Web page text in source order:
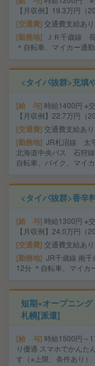
【月収例】19.3万円（
交通費 交通費支給あり
勤務地
ＪＲ千歳線
＊自転車、マイカー通
<タイパ抜群>充填
給 与 時給1400円 ※
【月収例】22.7万円（
交通費 交通費支給あり
勤務地 JR札沼線 太
北海道中央バス 石狩
自転車、バイク、マイ
<タイパ抜群>香辛
給 与 時給1300円 ※
【月収例】24.0万円（
交通費 交通費支給あり
勤務地 JR千歳線 南
12分 ＊自転車、マイカ
短期×オープニン
札幌[派遣]
給 与 時給1500円～
り優遇 スマホでかんた
す（※上限、条件あり）